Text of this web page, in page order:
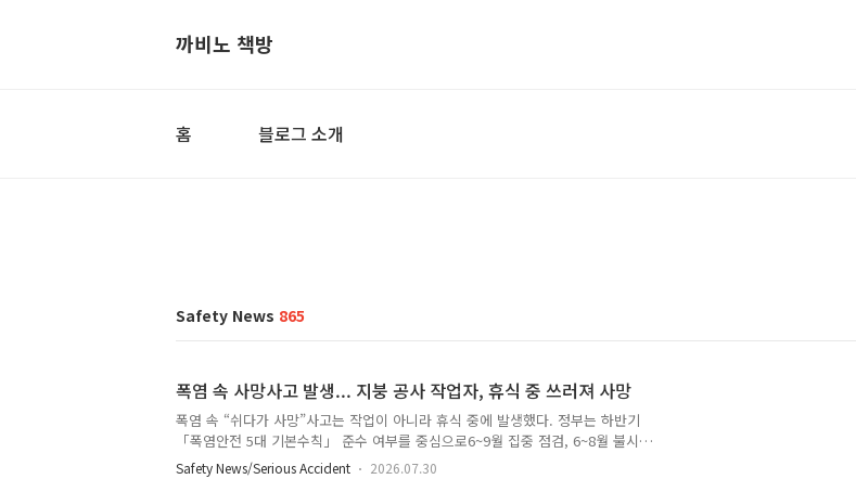
까비노 책방
홈 블로그 소개
Safety News 865
폭염 속 사망사고 발생... 지붕 공사 작업자, 휴식 중 쓰러져 사망
폭염 속 “쉬다가 사망”사고는 작업이 아니라 휴식 중에 발생했다. 정부는 하반기
「폭염안전 5대 기본수칙」 준수 여부를 중심으로6~9월 집중 점검, 6~8월 불시
감독을 실시하며폭염 단계별 작업중지 조치 이행을 적극 독려하고 있다.산재 사
망사고를 줄이기 위한 정책적 대응이다. 그럼에도 불구하고, 2026년 7월 29일
Safety News/Serious Accident 2026.07.30